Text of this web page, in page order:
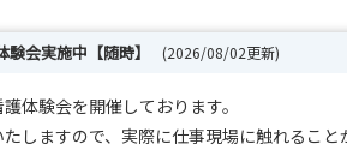
会実施中【随時】 (2026/08/02更新)
体験会を開催しております。
しますので、実際に仕事現場に触れること